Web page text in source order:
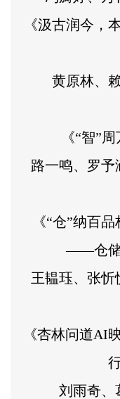
《汲古润今
黄原林、
《“智”
路一鸣、罗
《“仓”纳百
——仓储
王韫珏、张忻
《杏林问道AI
刘雨奇、